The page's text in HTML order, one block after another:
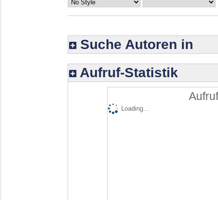
Suche Autoren in
Aufruf-Statistik
Loading...